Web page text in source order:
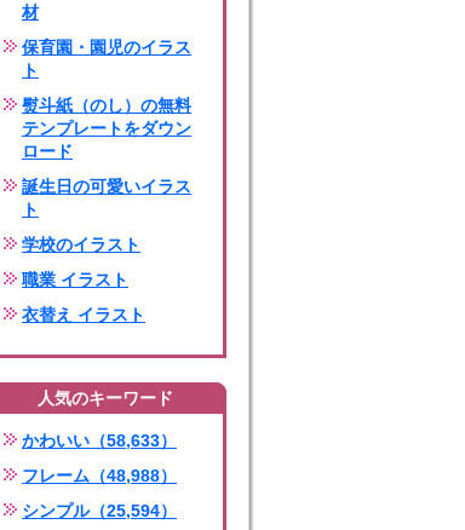
材
保育園・園児のイラス
ト
熨斗紙（のし）の無料
テンプレートをダウン
ロード
誕生日の可愛いイラス
ト
学校のイラスト
職業 イラスト
衣替え イラスト
人気のキーワード
かわいい（58,633）
フレーム（48,988）
シンプル（25,594）